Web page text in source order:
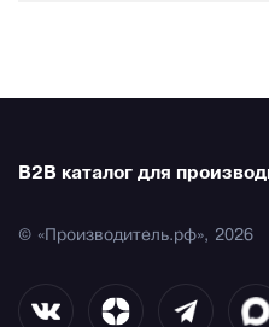
B2B каталог для
© «Производитель.рф», 2026